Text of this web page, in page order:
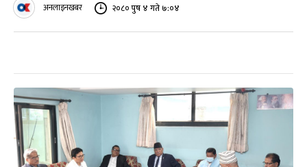
अनलाइनखबर २०८० पुष ४ गते ७:०४